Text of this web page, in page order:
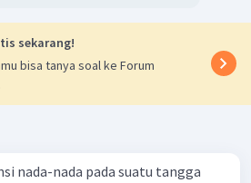
sekarang!
bisa tanya soal ke Forum
nada-nada pada suatu tangga